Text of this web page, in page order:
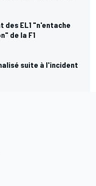
des EL1 "n'entache
de la F1
suite à l'incident